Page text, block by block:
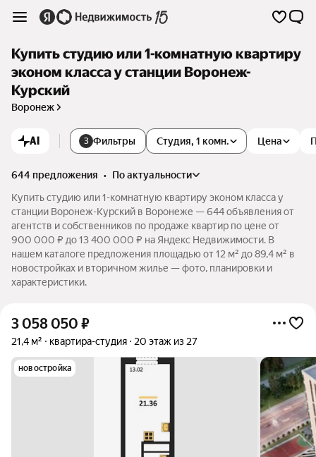
Купить студию или 1-комнатную квартиру
эконом класса у станции Воронеж-
Курский
Воронеж
AI 3 Фильтры Студия, 1 комн. Цена
644 предложения •
по актуальности
Купить студию или 1-комнатную квартиру эконом класса у
станции Воронеж-Курский в Воронеже — 644 объявления от
агентств и собственников по продаже квартир по цене от
900 000 ₽ до 13 400 000 ₽ на Яндекс Недвижимости. В
нашем каталоге предложения площадью от 12 м² до 89,4 м² в
новостройках и вторичном жилье — фото, планировки и
характеристики.
3 058 050 ₽
21,4 м² квартира-студия 20 этаж из 27
новостройка